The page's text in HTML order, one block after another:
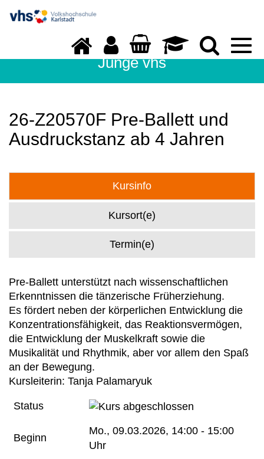
Junge vhs
26-Z20570F Pre-Ballett und
Ausdruckstanz ab 4 Jahren
Kursinfo
Kursort(e)
Termin(e)
Pre-Ballett unterstützt nach wissenschaftlichen
Erkenntnissen die tänzerische Früherziehung.
Es fördert neben der körperlichen Entwicklung die
Konzentrationsfähigkeit, das Reaktionsvermögen,
die Entwicklung der Muskelkraft sowie die
Musikalität und Rhythmik, aber vor allem den Spaß
an der Bewegung.
Kursleiterin: Tanja Palamaryuk
Status
Beginn
Mo., 09.03.2026, 14:00 - 15:00
Uhr